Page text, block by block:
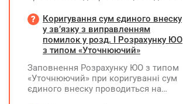
бухгалтерському обліку та
податковій звітності?
Коригування сум єдиного внеску
у зв’язку з виправленням
помилок у розд. І Розрахунку ЮО
з типом «Уточнюючий»
Заповнення Розрахунку ЮО з типом
«Уточнюючий» при коригуванні сум
єдиного внеску проводиться на